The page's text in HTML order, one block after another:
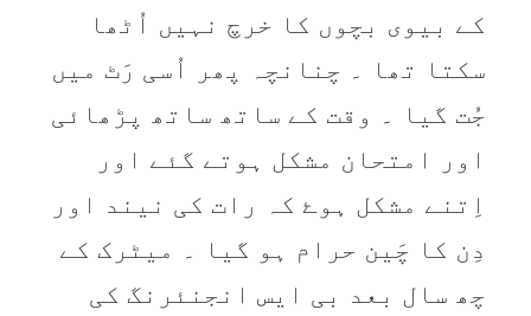
کے بیوی بچوں کا خرچ نہیں اُٹھا
سکتا تھا ۔ چنانچہ پھر اُسی رَٹ میں
جُت گیا ۔ وقت کے ساتھ ساتھ پڑھائی
اور امتحان مشکل ہوتے گئے اور
اِتنے مشکل ہوۓ کہ رات کی نیند اور
دِن کا چَین حرام ہو گیا ۔ میٹرک کے
چھ سال بعد بی ایس انجنئرنگ کی